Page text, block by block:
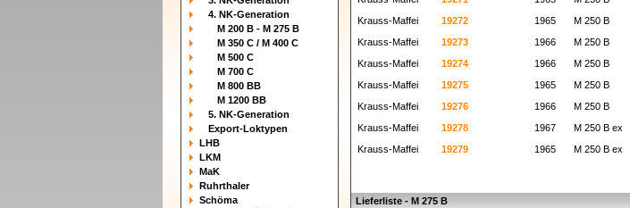
4. NK-Generation
M 200 B - M 275 B
M 350 C / M 400 C
M 500 C
M 700 C
M 800 BB
M 1200 BB
5. NK-Generation
Export-Loktypen
LHB
LKM
MaK
Ruhrthaler
Schöma
Krauss-Maffei
19272 1965 M 250 B
Krauss-Maffei
19273 1966 M 250 B
Krauss-Maffei
19274 1966 M 250 B
Krauss-Maffei
19275 1965 M 250 B
Krauss-Maffei
19276 1966 M 250 B
Krauss-Maffei
19278 1967 M 250 B ex
Krauss-Maffei
19279 1965 M 250 B ex
Lieferliste - M 275 B